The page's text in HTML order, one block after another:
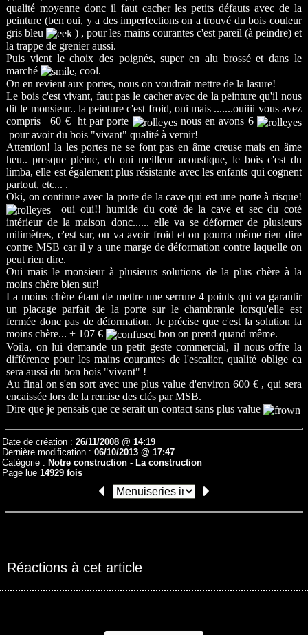
qualité moyenne donc il faut cacher les petits défauts avec de la
peinture (ben oui, y a des imperfections on a trouvé du bois couleur
gris bleu
) , pour les mains courantes c'est pareil (à peindre) et
la trappe de grenier aussi.
Puis vient le choix des poignés, super en alu brossé et dans le
marché
, cool.
On en revient aux portes, nous on voudrait mettre de la lasure!
Le bois c'est vivant, faut pas le cacher avec de la peinture qu'il nous
dit le monsieur.. la peinture c'est froid, oui mais .......ouiiii vous avez
compris +60 € ht par porte
nous en avons 6
pour avoir du bois "vivant" qualité à vernir!
Attention! la les portes ne se font pas en âme creuse mais en âme
heu.. presque pleine, eh oui meilleur acoustique, le bois c'est du
limba, elle est également plus résistante avec les enfants qui cognent
partout, etc... .
Oki, on continue avec la porte de la cave qui est une porte à risque!
oui oui!! humide du coté de la cave et sec du coté
intérieur de la maison donc...... elle va se déformer de plusieurs
milimètres, c'est sur, on va avoir froid et on pourra même rien dire
contre MSB car il y a une marge de déformation contre laquelle on
peut rien dire.
Oui mais le monsieur à plusieurs solutions de la plus chère à la
moins chère bien sur!
La moins chère étant de mettre une serrure 4 points qui va garantir
un placage parfait de la porte sur le chambranle lorsqu'elle est
fermée donc pas de déformation. Je précise que c'est la solution la
moins chère... + 107 €
bon on prend quand même.
Voila, on lui demande un petit geste commercial, il nous offre la
différence pour les mains courantes de l'escalier, qualité oblige ca
sera aussi du bon bois "vivant" !
Au final on s'en sort avec une plus value d'environ 600 € , qui sera
encaissée lors de la remise des clés par MSB.
Dire que je pensais que ce serait un contact sans plus value
Date de création :26/11/2008 @ 14:19
Dernière modification :06/10/2013 @ 17:47
Catégorie :Notre construction -La construction
Page lue14929 fois
Réactions à cet article